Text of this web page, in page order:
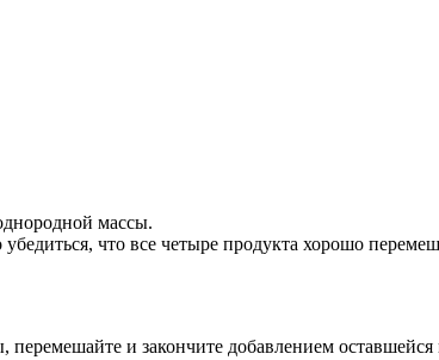
массы.
что все четыре продукта хорошо
и закончите добавлением оставшейся